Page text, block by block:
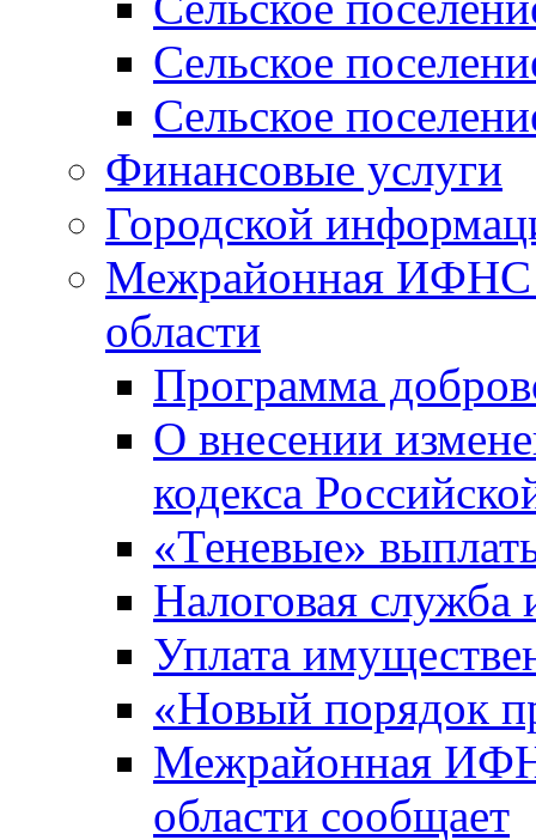
Сельское
Сельское
Финансовые услуги
Городской
Межрайонная ИФНС
области
Программа
О внесении
кодекса
«Теневые»
Налоговая служба
Уплата
«Новый порядок
Межрайонная
области сообщает